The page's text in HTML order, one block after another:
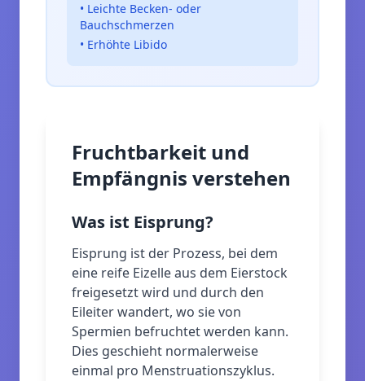
• Leichte Becken- oder
Bauchschmerzen
• Erhöhte Libido
Fruchtbarkeit und
Empfängnis verstehen
Was ist Eisprung?
Eisprung ist der Prozess, bei dem
eine reife Eizelle aus dem Eierstock
freigesetzt wird und durch den
Eileiter wandert, wo sie von
Spermien befruchtet werden kann.
Dies geschieht normalerweise
einmal pro Menstruationszyklus.